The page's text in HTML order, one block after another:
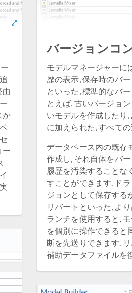
由
か
ー
バージョンコ
モデルマネージャーに
歴の表示, 保存時のバ
といった, 標準的なバ
とえば, 古いバージョ
いモデルを作成したり
に加えられた, すべて
データベース内の既存
作成し, それ自体をバ
履歴を汚染することな
すことができます. ド
ジョンとして保存する
リバートといった, よ
ランチを使用すると,
を個別に操作できると
断を先送りできます.
補助データファイルを